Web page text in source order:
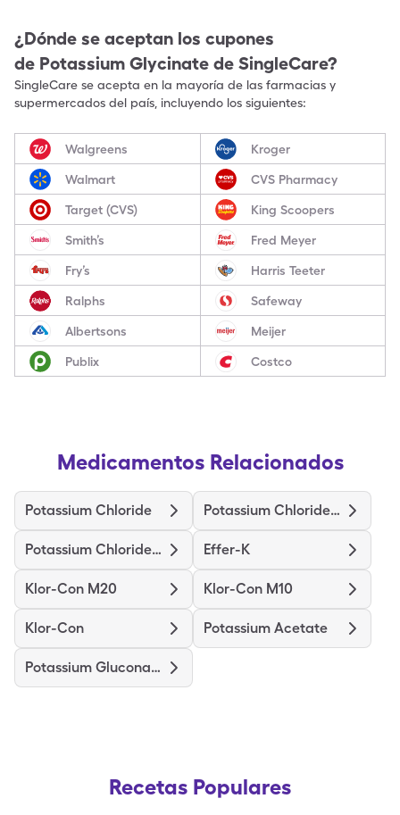
¿Dónde se aceptan los cupones
de Potassium Glycinate de SingleCare?
SingleCare se acepta en la mayoría de las farmacias y
supermercados del país, incluyendo los siguientes:
Walgreens Kroger
Walmart CVS Pharmacy
Target (CVS) King Scoopers
Smith’s Fred Meyer
Fry’s Harris Teeter
Ralphs Safeway
Albertsons Meijer
Publix Costco
Medicamentos Relacionados
Potassium Chloride Potassium Chloride Er
Potassium Chloride Crys Er Effer-K
Klor-Con M20 Klor-Con M10
Klor-Con Potassium Acetate
Potassium Gluconate
Recetas Populares